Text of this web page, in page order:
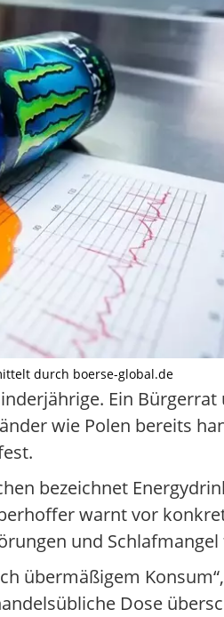
durch boerse-global.de
Ein
wie Polen bereits
bezeichnet
warnt vor
und
übermäßigem
Dose